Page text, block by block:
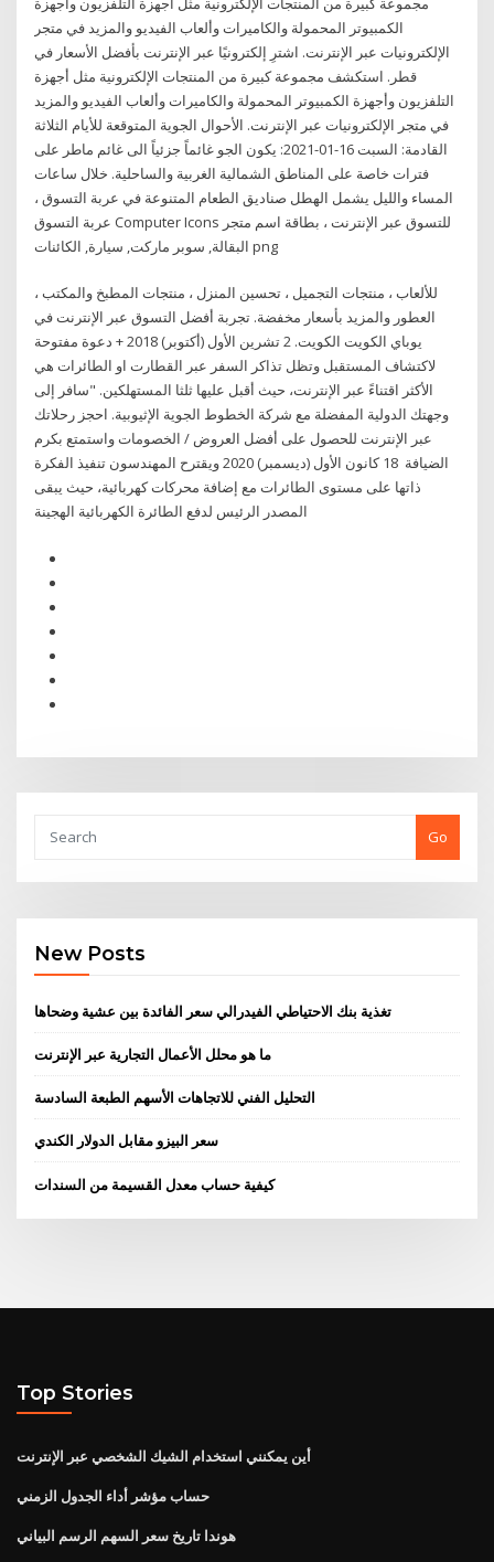
الكمبيوتر المحمولة والكاميرات وألعاب الفيديو والمزيد في متجر
الإلكترونيات عبر الإنترنت. اشترِ إلكترونيًا عبر الإنترنت بأفضل الأسعار في
قطر. استكشف مجموعة كبيرة من المنتجات الإلكترونية مثل أجهزة
التلفزيون وأجهزة الكمبيوتر المحمولة والكاميرات وألعاب الفيديو والمزيد
في متجر الإلكترونيات عبر الإنترنت. الأحوال الجوية المتوقعة للأيام الثلاثة
القادمة: السبت 16-01-2021: يكون الجو غائماً جزئياً الى غائم ماطر على
فترات خاصة على المناطق الشمالية الغربية والساحلية. خلال ساعات
المساء والليل يشمل الهطل صناديق الطعام المتنوعة في عربة التسوق ،
عربة التسوق Computer Icons للتسوق عبر الإنترنت ، بطاقة اسم متجر
البقالة, سوبر ماركت, سيارة, الكائنات png
للألعاب ، منتجات التجميل ، تحسين المنزل ، منتجات المطبخ والمكتب ،
العطور والمزيد بأسعار مخفضة. تجربة أفضل التسوق عبر الإنترنت في
يوباي الكويت الكويت. 2 تشرين الأول (أكتوبر) 2018 + دعوة مفتوحة
لاكتشاف المستقبل وتظل تذاكر السفر عبر القطارت او الطائرات هي
الأكثر اقتناءً عبر الإنترنت، حيث أقبل عليها ثلثا المستهلكين. "سافر إلى
وجهتك الدولية المفضلة مع شركة الخطوط الجوية الإثيوبية. احجز رحلاتك
عبر الإنترنت للحصول على أفضل العروض / الخصومات واستمتع بكرم
الضيافة 18 كانون الأول (ديسمبر) 2020 ويقترح المهندسون تنفيذ الفكرة
ذاتها على مستوى الطائرات مع إضافة محركات كهربائية، حيث يبقى
Go
New Posts
تغذية بنك الاحتياطي الفيدرالي سعر الفائدة بين عشية وضحاها
ما هو محلل الأعمال التجارية عبر الإنترنت
التحليل الفني للاتجاهات الأسهم الطبعة السادسة
سعر البيزو مقابل الدولار الكندي
كيفية حساب معدل القسيمة من السندات
Top Stories
أين يمكنني استخدام الشيك الشخصي عبر الإنترنت
حساب مؤشر أداء الجدول الزمني
هوندا تاريخ سعر السهم الرسم البياني